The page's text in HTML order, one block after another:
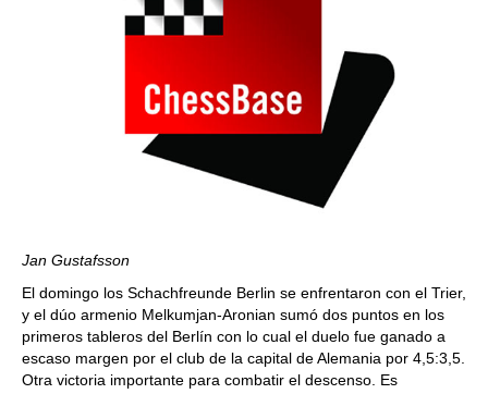
Jan Gustafsson
El domingo los Schachfreunde Berlin se enfrentaron con el Trier,
y el dúo armenio Melkumjan-Aronian sumó dos puntos en los
primeros tableros del Berlín con lo cual el duelo fue ganado a
escaso margen por el club de la capital de Alemania por 4,5:3,5.
Otra victoria importante para combatir el descenso. Es